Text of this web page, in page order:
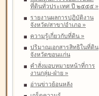
ที่ดินทั่วประเทศ ปี ๒๕๕๕ »
รายงานผลการปฏิบัติงาน
จังหวัด/สาขา/อำเภอ »
ความรู้เกี่ยวกับที่ดิน »
ปริมาณเอกสารสิทธิในที่ดิน
จังหวัดขอนแก่น
คำสั่งมอบหมายหน้าที่การ
งานกลุ่ม-ฝ่าย »
อ่านข่าวย้อนหลัง